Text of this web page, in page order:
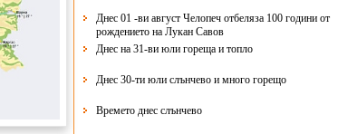
Днес 01 -ви август Челопеч отбеляза 100 години от
рождението на Лукан Савов
Днес на 31-ви юли гореща и топло
Днес 30-ти юли слънчево и много горещо
Времето днес слънчево